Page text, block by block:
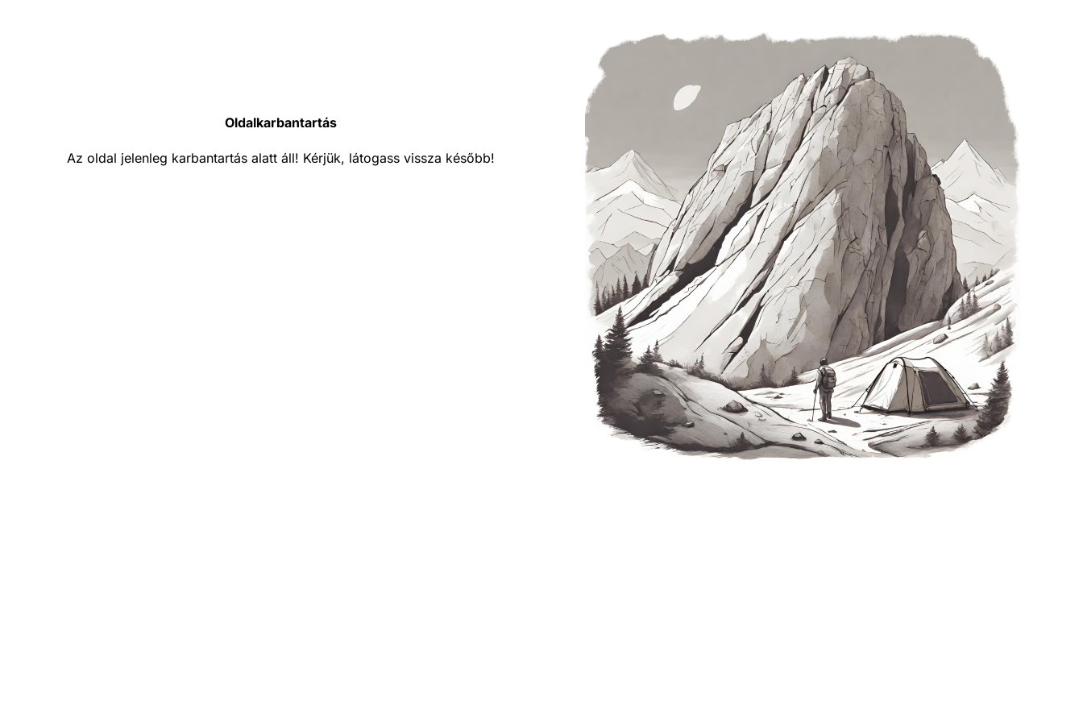
Oldalkarbantartás
Az oldal jelenleg karbantartás alatt áll! Kérjük, látogass vissza később!